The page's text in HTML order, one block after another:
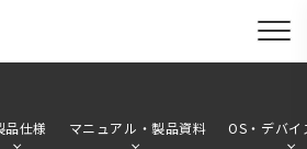
品仕様 マニュアル・製品資料 OS・デバイ